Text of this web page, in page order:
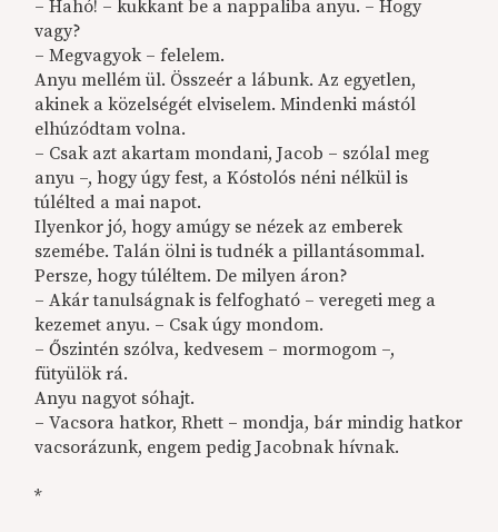
– Hahó! – kukkant be a nappaliba anyu. – Hogy
vagy?
– Megvagyok – felelem.
Anyu mellém ül. Összeér a lábunk. Az egyetlen,
akinek a közelségét elviselem. Mindenki mástól
elhúzódtam volna.
– Csak azt akartam mondani, Jacob – szólal meg
anyu –, hogy úgy fest, a Kóstolós néni nélkül is
túlélted a mai napot.
Ilyenkor jó, hogy amúgy se nézek az emberek
szemébe. Talán ölni is tudnék a pillantásommal.
Persze, hogy túléltem. De milyen áron?
– Akár tanulságnak is felfogható – veregeti meg a
kezemet anyu. – Csak úgy mondom.
– Őszintén szólva, kedvesem – mormogom –,
fütyülök rá.
Anyu nagyot sóhajt.
– Vacsora hatkor, Rhett – mondja, bár mindig hatkor
vacsorázunk, engem pedig Jacobnak hívnak.
*